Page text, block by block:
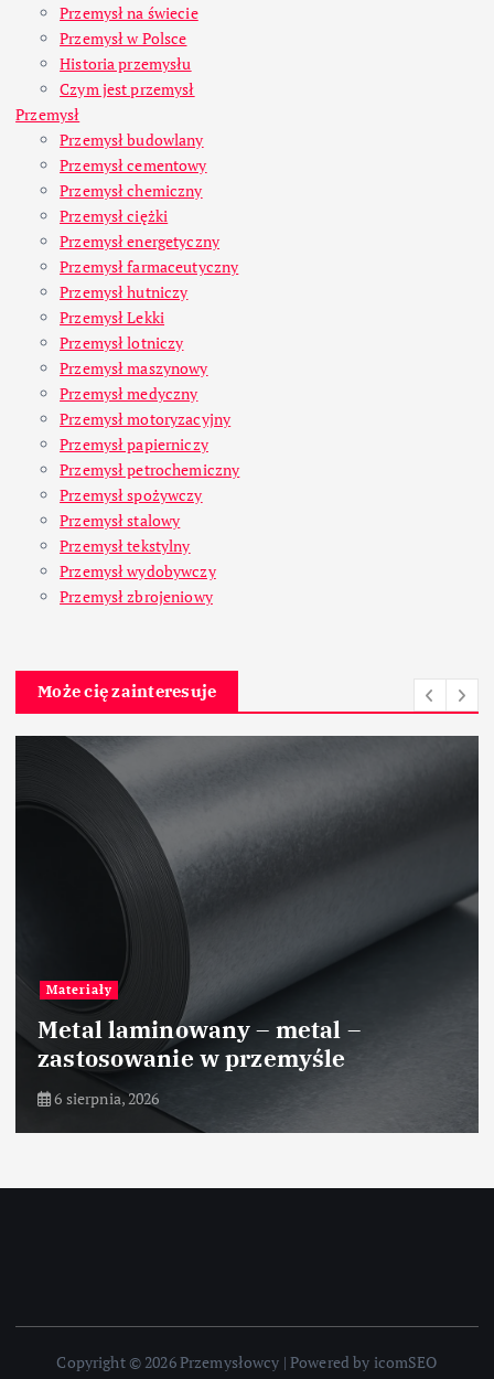
Przemysł na świecie
Przemysł w Polsce
Historia przemysłu
Czym jest przemysł
Przemysł
Przemysł budowlany
Przemysł cementowy
Przemysł chemiczny
Przemysł ciężki
Przemysł energetyczny
Przemysł farmaceutyczny
Przemysł hutniczy
Przemysł Lekki
Przemysł lotniczy
Przemysł maszynowy
Przemysł medyczny
Przemysł motoryzacyjny
Przemysł papierniczy
Przemysł petrochemiczny
Przemysł spożywczy
Przemysł stalowy
Przemysł tekstylny
Przemysł wydobywczy
Przemysł zbrojeniowy
Może cię zainteresuje
Zastosowanie polimerów
biodegradowalnych w
włókiennictwie
5 sierpnia, 2026
Copyright © 2026 Przemysłowcy | Powered by icomSEO